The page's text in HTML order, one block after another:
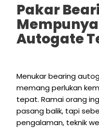
Pakar
Autogate
Menukar bearing
memang perlukan
tepat. Ramai orang
pasang balik, tapi
pengalaman, teknik